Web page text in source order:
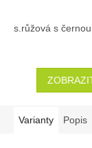
s.růžová s černou
Varianty Popis